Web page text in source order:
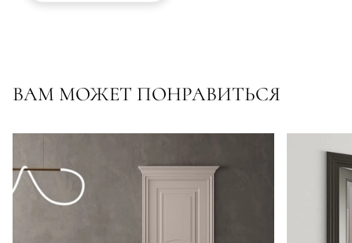
ВАМ МОЖЕТ ПОНРАВИТЬСЯ